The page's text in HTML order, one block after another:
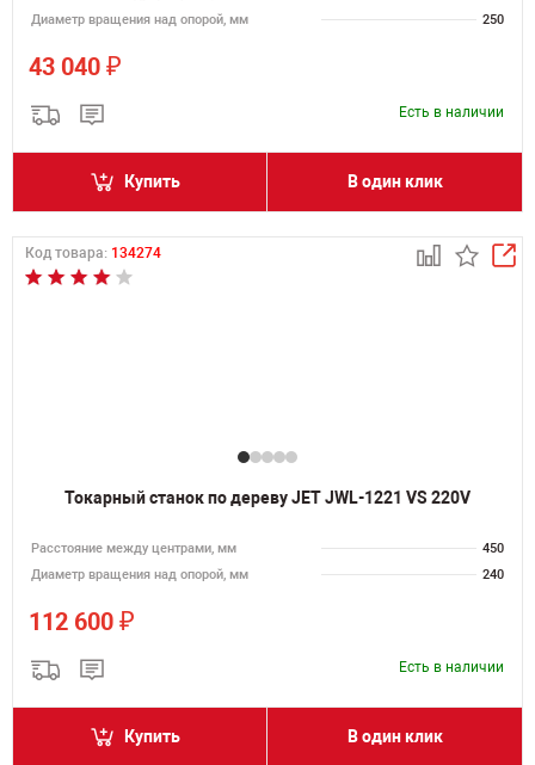
Диаметр вращения над опорой, мм
250
43 040 ₽
Есть в наличии
Купить В один клик
Код товара: 134274
Токарный станок по дереву JET JWL-1221 VS 220V
Расстояние между центрами, мм
450
Диаметр вращения над опорой, мм
240
112 600 ₽
Есть в наличии
Купить В один клик